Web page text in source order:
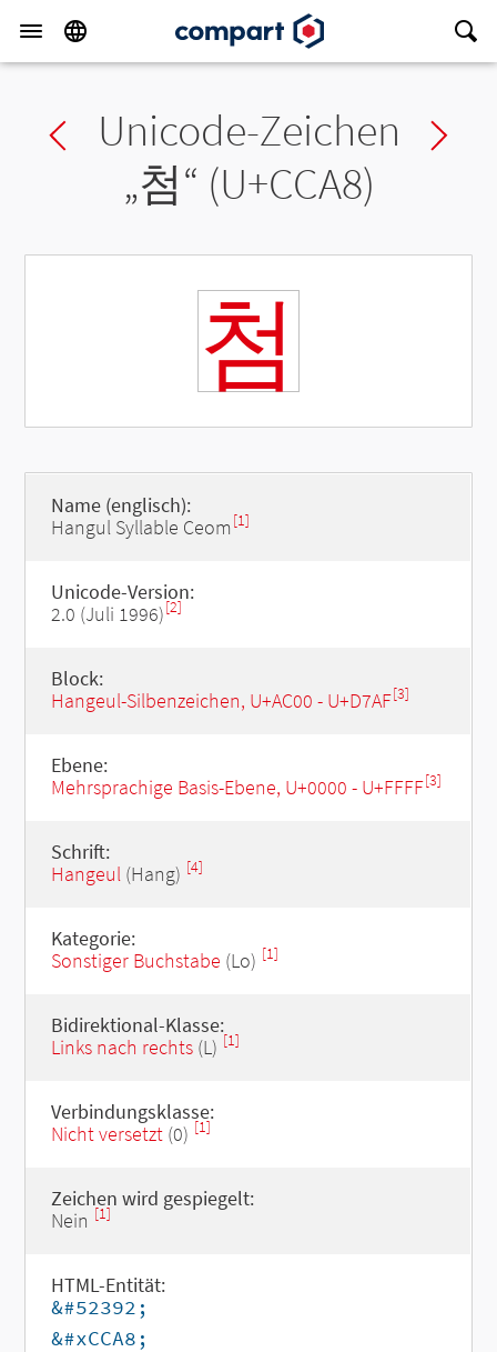
Previous char
Unicode-Zeichen
„첨“ (U+CCA8)
첨
Name (englisch):
Hangul Syllable Ceom [1]
Unicode-Version:
2.0 (Juli 1996)[2]
Block:
Hangeul-Silbenzeichen, U+AC00 - U+D7AF[3]
Ebene:
Mehrsprachige Basis-Ebene, U+0000 - U+FFFF[3]
Schrift:
Hangeul(Hang) [4]
Kategorie:
Sonstiger Buchstabe (Lo) [1]
Bidirektional-Klasse:
Links nach rechts(L) [1]
Verbindungsklasse:
Nicht versetzt(0) [1]
Zeichen wird gespiegelt:
Nein [1]
HTML-Entität:
&#52392;
&#xCCA8;